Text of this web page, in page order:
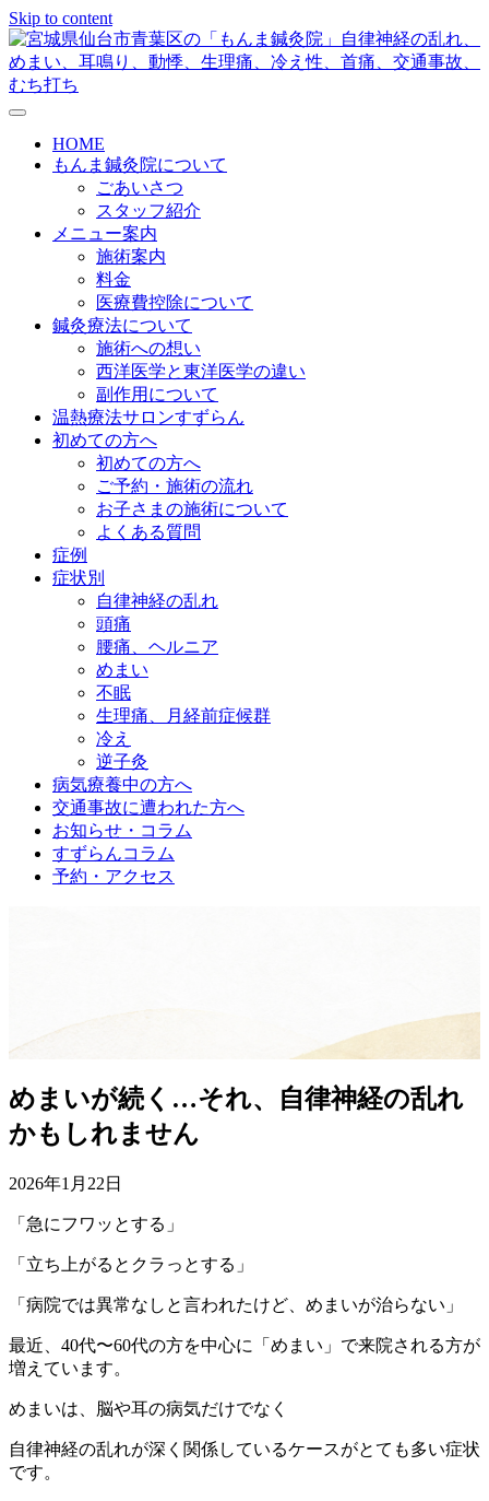
Skip to content
HOME
もんま鍼灸院について
ごあいさつ
スタッフ紹介
メニュー案内
施術案内
料金
医療費控除について
鍼灸療法について
施術への想い
西洋医学と東洋医学の違い
副作用について
温熱療法サロンすずらん
初めての方へ
初めての方へ
ご予約・施術の流れ
お子さまの施術について
よくある質問
症例
症状別
自律神経の乱れ
頭痛
腰痛、ヘルニア
めまい
不眠
生理痛、月経前症候群
冷え
逆子灸
病気療養中の方へ
交通事故に遭われた方へ
お知らせ・コラム
すずらんコラム
予約・アクセス
めまいが続く…それ、自律神経の乱れ
かもしれません
2026年1月22日
「急にフワッとする」
「立ち上がるとクラっとする」
「病院では異常なしと言われたけど、めまいが治らない」
最近、40代〜60代の方を中心に「めまい」で来院される方が
増えています。
めまいは、脳や耳の病気だけでなく
自律神経の乱れが深く関係しているケースがとても多い症状
です。